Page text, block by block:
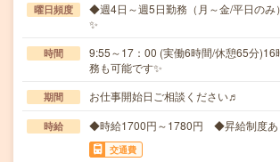
曜日頻度
◆週4日～週5日勤務（月～金/平日の
✨
時間
9:55～17：00 (実働6時間/休憩65分)16
務も可能です✨
期間 お仕事開始日ご相談ください♬
時給 ◆時給1700円～1780円 ◆昇給制度あ
交通費